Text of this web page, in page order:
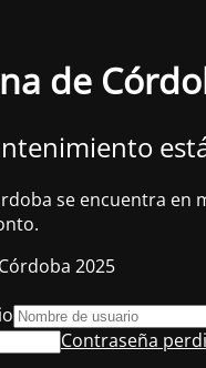
de
se encuentra en
2025
Contraseña